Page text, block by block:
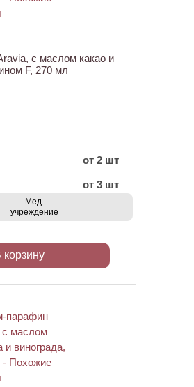
с маслом какао и
F, 270 мл
от 2 шт
от 3 шт
Мед.
учреждение
корзину